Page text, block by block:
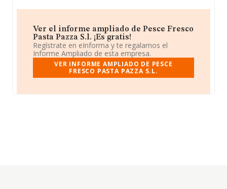
Ver el informe ampliado de Pesce Fresco
Pasta Pazza S.l. ¡Es gratis!
Regístrate en eInforma y te regalamos el
Informe Ampliado de esta empresa.
VER INFORME AMPLIADO DE PESCE
FRESCO PASTA PAZZA S.L.